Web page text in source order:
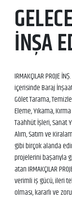
İNŞA
IRMAKÇILAR PROJE
içerisinde Baraj
Gölet Tarama,
Eleme, Yıkama,
Taahhüt İşleri, Sanat
Alım, Satım ve
gibi birçok alanda
projelerini başarıyla
atan IRMAKÇILAR
verimli iş gücü, ileri
olması, kararlı ve